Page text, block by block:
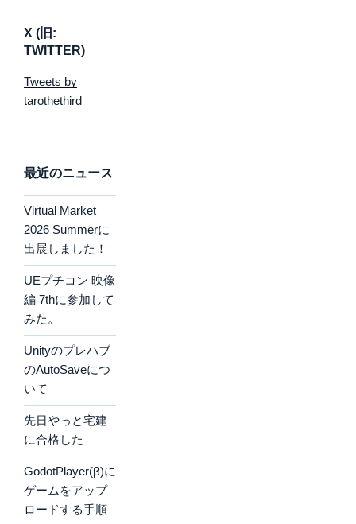
X (旧:
TWITTER)
Tweets by
tarothethird
最近のニュース
Virtual Market
2026 Summerに
出展しました！
UEプチコン 映像
編 7thに参加して
みた。
Unityのプレハブ
のAutoSaveにつ
いて
先日やっと宅建
に合格した
GodotPlayer(β)に
ゲームをアップ
ロードする手順